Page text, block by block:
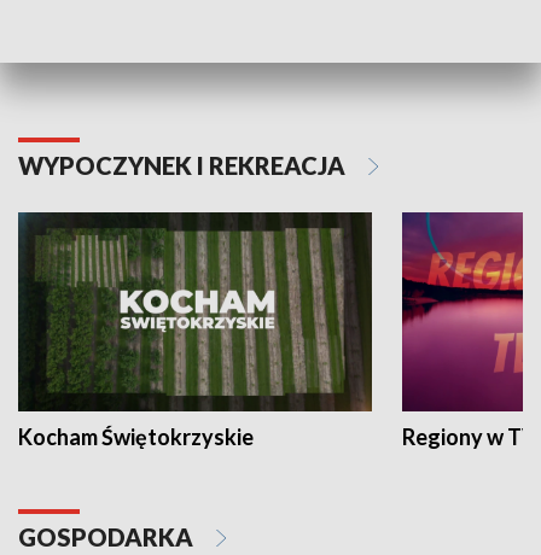
WYPOCZYNEK I REKREACJA
Kocham Świętokrzyskie Regiony w
GOSPODARKA